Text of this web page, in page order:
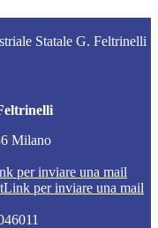
Statale G. Feltrinelli
Milano
per inviare una mail
Link per inviare una mail